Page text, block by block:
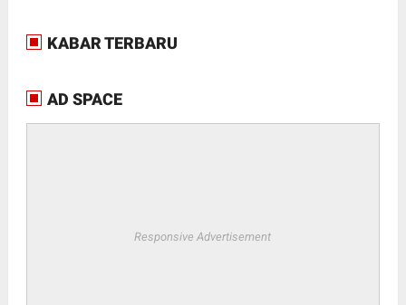
KABAR TERBARU
AD SPACE
Responsive Advertisement